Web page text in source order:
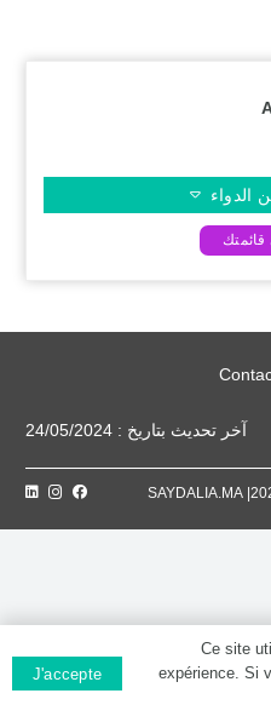
الدواء
آخر تحديث بتاريخ : 24/05/2024
Ce site
expérience. Si
J'accepte